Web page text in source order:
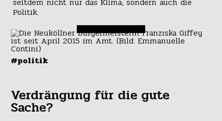
Politik.
#politik
Verdrängung für die gute
Sache?